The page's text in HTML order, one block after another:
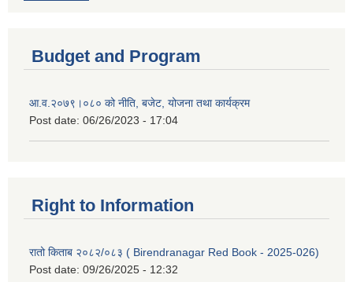
Budget and Program
आ.व.२०७९।०८० को नीति, बजेट, योजना तथा कार्यक्रम
Post date: 06/26/2023 - 17:04
Right to Information
रातो किताब २०८२/०८३ ( Birendranagar Red Book - 2025-026)
Post date: 09/26/2025 - 12:32